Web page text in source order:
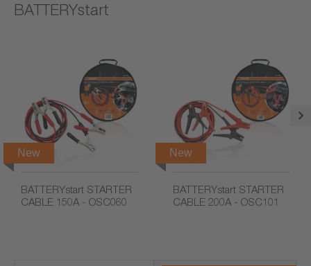
BATTERYstart
New
BATTERYstart STARTER
CABLE 150A - OSC060
New
BATTERYstart STARTER
CABLE 200A - OSC101